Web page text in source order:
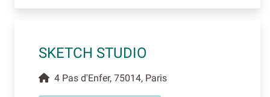
SKETCH STUDIO
4 Pas d'Enfer, 75014, Paris